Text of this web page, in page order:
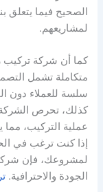
الصحيح فيما يتعلق
لمشاريعهم.
كما أن شركة
متكاملة تشمل
سلسة للعملاء دون
كذلك، تحرص الشركة
عملية التركيب،
إذا كنت ترغب في
لمشروعك، فإن شركة
الجودة والاحترافية.